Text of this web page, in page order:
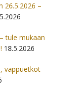
26.5.2026 –
tule mukaan
18.5.2026
vappuetkot